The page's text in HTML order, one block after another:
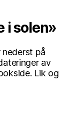
i solen»
på
av
Lik og